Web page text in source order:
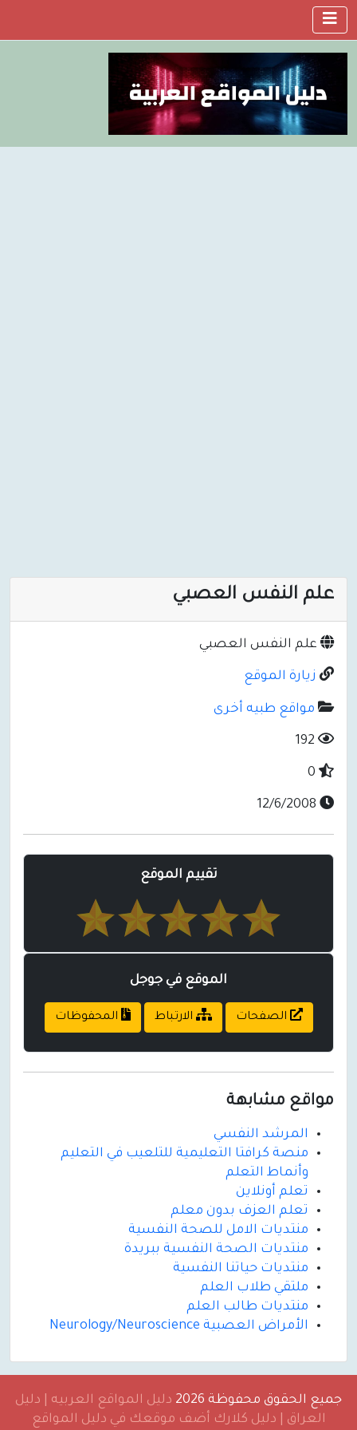
علم النفس العصبي
علم النفس العصبي
زيارة الموقع
مواقع طبيه أخرى
تقييم الموقع
الموقع في جوجل
الصفحات الارتباط المحفوظات
مواقع مشابهة
المرشد النفسي
منصة كرافتا التعليمية للتلعيب في التعليم
وأنماط التعلم
تعلم أونلاين
تعلم العزف بدون معلم
منتديات الامل للصحة النفسية
منتديات الصحة النفسية ببريدة
منتديات حياتنا النفسية
ملتقي طلاب العلم
منتديات طالب العلم
الأمراض العصبية Neurology/Neuroscience
جميع الحقوق محفوظة 2026
دليل المواقع العربيه | دليل
العراق | دليل كلارك أضف موقعك في دليل المواقع